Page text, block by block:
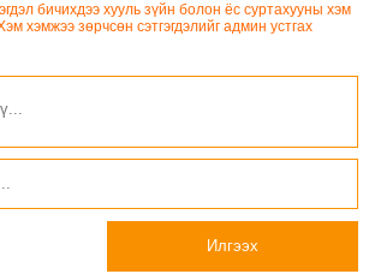
бичихдээ хууль зүйн болон ёс суртахууны хэм
хэмжээ зөрчсөн сэтгэгдэлийг админ устгах
Илгээх